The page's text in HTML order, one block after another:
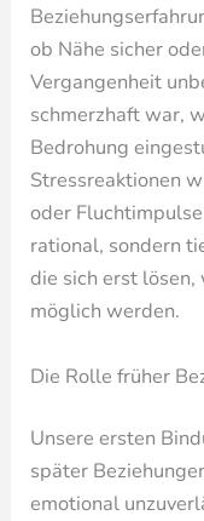
ob Nähe sicher
Vergangenheit
schmerzhaft war,
Bedrohung
Stressreaktionen
oder
rational, sondern
die sich erst lösen,
möglich werden.
Die Rolle früher
Unsere ersten
später
emotional